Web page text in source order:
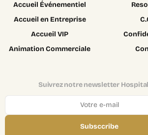
Accueil Événementiel
Accueil en Entreprise
Accueil VIP
Animation Commerciale
Suivrez notre newsletter
Subsccribe